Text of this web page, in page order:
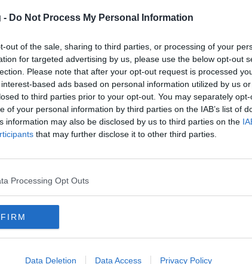
- Do Not Process My Personal Information
out of the sale, sharing to third parties, or processing of your
for targeted advertising by us, please use the below opt-out
Please note that after your opt-out request is processed
based ads based on personal information utilized by us
to third parties prior to your opt-out. You may separately
of your personal information by third parties on the IAB’s list of
information may also be disclosed by us to third parties on the
that may further disclose it to other third parties.
Processing Opt Outs
Data Deletion Data Access Privacy Policy
nassjo-utsedd-till-arets-simmare
till EM och EJM
EJM
EM
EM
SJR, EJM